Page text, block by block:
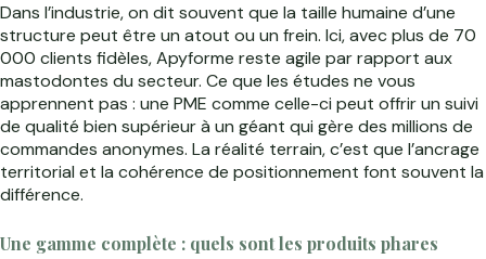
Dans l’industrie, on dit souvent que la taille humaine d’une
structure peut être un atout ou un frein. Ici, avec plus de 70
000 clients fidèles, Apyforme reste agile par rapport aux
mastodontes du secteur. Ce que les études ne vous
apprennent pas : une PME comme celle-ci peut offrir un suivi
de qualité bien supérieur à un géant qui gère des millions de
commandes anonymes. La réalité terrain, c’est que l’ancrage
territorial et la cohérence de positionnement font souvent la
différence.
Une gamme complète : quels sont les produits phares